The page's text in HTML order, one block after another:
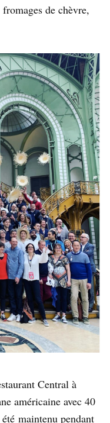
de chèvre,
Central à
américaine avec 40
maintenu pendant